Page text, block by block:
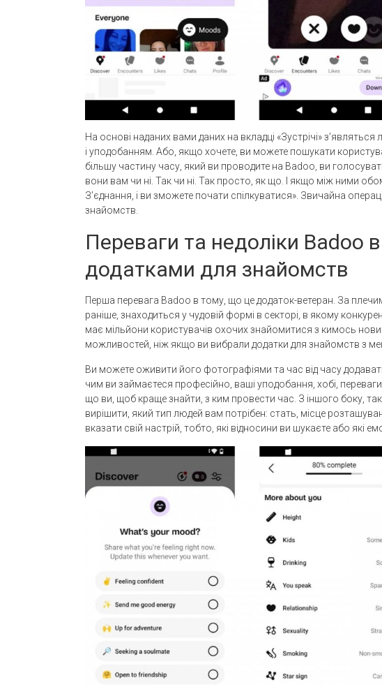
На основі наданих вами даних на вкладці «Зустрічі»
і уподобанням. Або, якщо хочете, ви можете пошукати
більшу частину часу, який ви проводите на Badoo, ви
вони вам чи ні. Так чи ні. Так просто, як що. І якщо між ними
З’єднання, і ви зможете почати спілкуватися». Звичайна
знайомств.
Переваги та недоліки Badoo
додатками для знайомств
Перша перевага Badoo в тому, що це додаток-ветеран. За
раніше, знаходиться у чудовій формі в секторі, в якому
має мільйони користувачів охочих знайомитися з кимось
можливостей, ніж якщо ви вибрали додатки для знайомств з
Ви можете оживити його фотографіями та час від часу
чим ви займаєтеся професійно, ваші уподобання, хобі,
що ви, щоб краще знайти, з ким провести час. З іншого боку,
вирішити, який тип людей вам потрібен: стать, місце
вказати свій настрій, тобто, які відносини ви шукаєте або які